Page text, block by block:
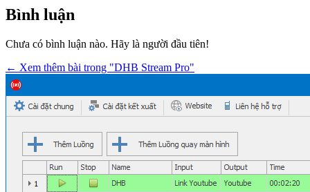
Bình luận
Chưa có bình luận nào. Hãy là người đầu tiên!
← Xem thêm bài trong "DHB Stream Pro"